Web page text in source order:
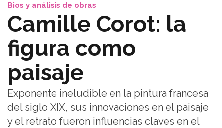
Bios y análisis de obras
Camille Corot: la
figura como
paisaje
Exponente ineludible en la pintura francesa
del siglo XIX, sus innovaciones en el paisaje
y el retrato fueron influencias claves en el